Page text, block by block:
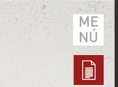
ME
NÚ